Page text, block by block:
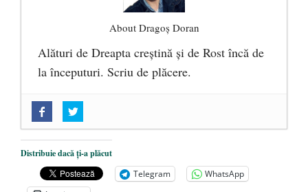
About Dragoș Doran
Alături de Dreapta creștină și de Rost încă de
la începuturi. Scriu de plăcere.
„Acum nu e momentul”
O nouă autostradă distruge pădurea
amazoniană, pentru summitul climatic
COP30 - 14 martie 2025
Distribuie dacă ți-a plăcut
Telegram
WhatsApp